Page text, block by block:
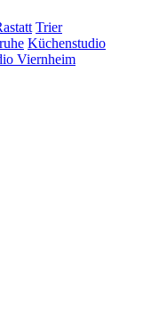
Trier
Küchenstudio
Viernheim